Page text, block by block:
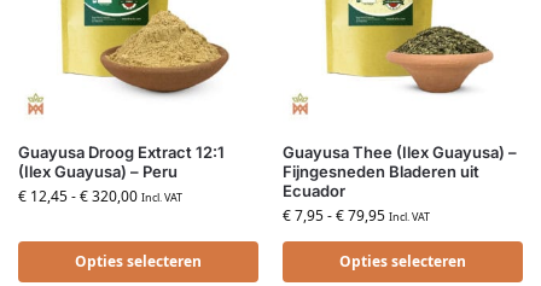
Guayusa Droog Extract 12:1
(Ilex Guayusa) – Peru
€ 12,45-€320,00 Incl. VAT
Opties selecteren
Guayusa Thee (Ilex Guayusa) –
Fijngesneden Bladeren uit
Ecuador
€7,95-€79,95 Incl. VAT
Opties selecteren